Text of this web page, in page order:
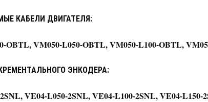
КАБЕЛИ ДВИГАТЕЛЯ:
OBTL, VM050-L050-OBTL, VM050-L100-OBTL,
ЭНКОДЕРА:
VE04-L050-2SNL, VE04-L100-2SNL, VE04-L150-